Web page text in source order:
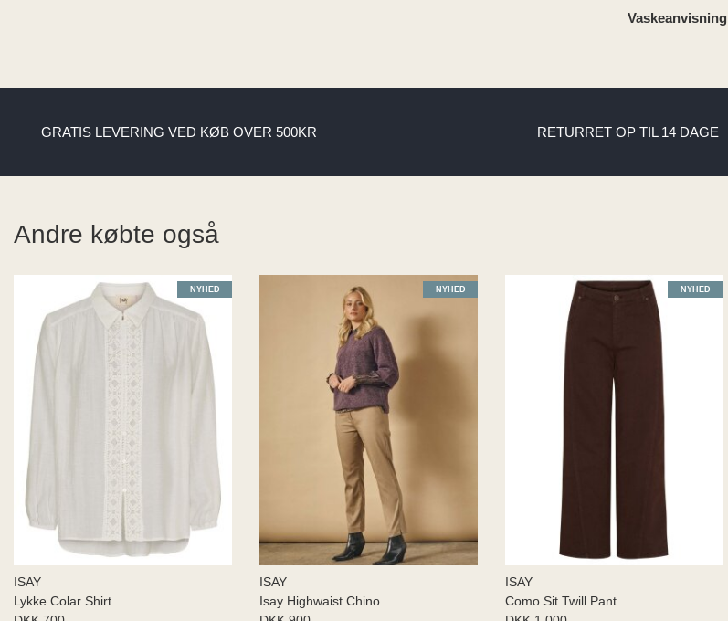
Vaskeanvisning
GRATIS LEVERING VED KØB OVER 500KR RETURRET OP TIL 14 DAGE
Andre købte også
NYHED
ISAY
Lykke Colar Shirt
NYHED
ISAY
Isay Highwaist Chino
NYHED
ISAY
Como Sit Twill Pant